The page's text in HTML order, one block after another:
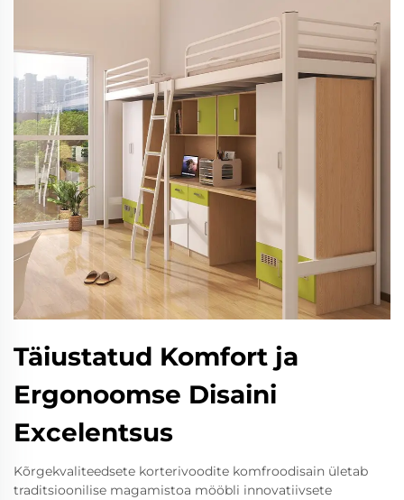
Täiustatud Komfort ja
Ergonoomse Disaini
Excelentsus
Kõrgekvaliteedsete korterivoodite komfroodisain ületab
traditsioonilise magamistoa mööbli innovatiivsete